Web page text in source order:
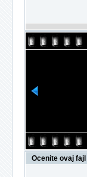
Ocenite ovaj fajl